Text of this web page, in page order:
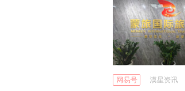
网易号 漠星资讯